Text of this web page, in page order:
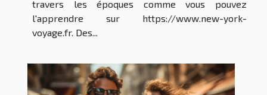
travers les époques comme vous pouvez
l'apprendre sur https://www.new-york-
voyage.fr. Des...